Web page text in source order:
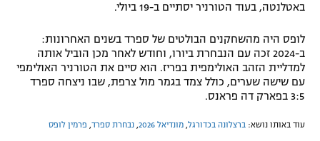
באטלנטה, בעוד הטורניר יסתיים ב-19 ביולי.
לופס היה מהשחקנים הבולטים של ספרד בשנים האחרונות:
ב-2024 זכה עם הנבחרת ביורו, וחודש לאחר מכן הוביל אותה
למדליית הזהב האולימפית בפריז. הוא סיים את הטורניר האולימפי
עם שישה שערים, כולל צמד בגמר מול צרפת, שבו ניצחה ספרד
3:5 בפארק דה פראנס.
עוד באותו נושא: ברצלונה בכדורגל מונדיאל 2026 נבחרת ספרד פרמין לופס